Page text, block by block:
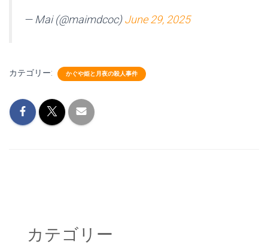
— Mai (@maimdcoc)June 29, 2025
カテゴリー: かぐや姫と月夜の殺人事件
カテゴリー